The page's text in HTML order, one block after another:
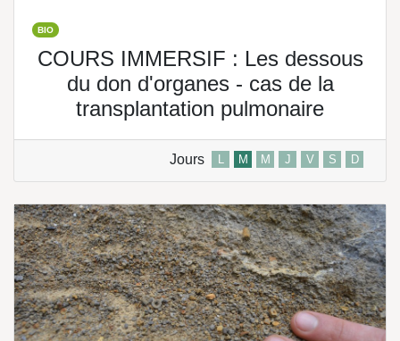
BIO
COURS IMMERSIF : Les dessous
du don d'organes - cas de la
transplantation pulmonaire
Jours L M M J V S D